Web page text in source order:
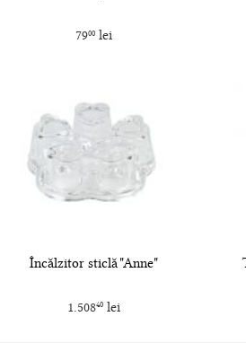
7900lei
Încălzitor sticlă "Anne"
1.50840lei